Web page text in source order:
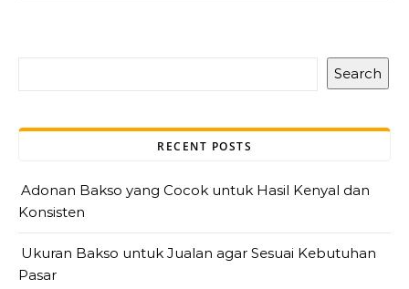
Search
RECENT POSTS
Adonan Bakso yang Cocok untuk Hasil Kenyal dan
Konsisten
Ukuran Bakso untuk Jualan agar Sesuai Kebutuhan
Pasar